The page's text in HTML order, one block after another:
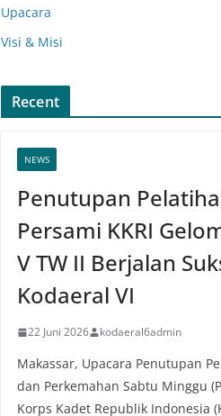
Upacara
Visi & Misi
Recent
NEWS
Penutupan
Persami KKRI
V TW II Berjalan
Kodaeral VI
22 Juni 2026 kodaeral6admin
Makassar, Upacara Penutupan
dan Perkemahan Sabtu Minggu
Korps Kadet Republik Indonesia